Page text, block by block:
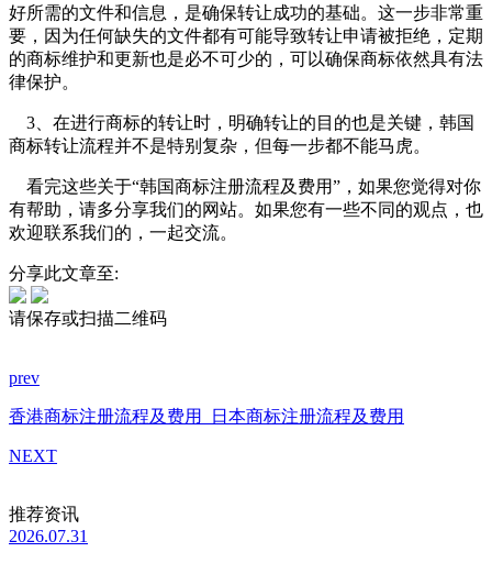
好所需的文件和信息，是确保转让成功的基础。这一步非常重
要，因为任何缺失的文件都有可能导致转让申请被拒绝，定期
的商标维护和更新也是必不可少的，可以确保商标依然具有法
律保护。
3、在进行商标的转让时，明确转让的目的也是关键，韩国
商标转让流程并不是特别复杂，但每一步都不能马虎。
看完这些关于“韩国商标注册流程及费用”，如果您觉得对你
有帮助，请多分享我们的网站。如果您有一些不同的观点，也
欢迎联系我们的，一起交流。
分享此文章至:
请保存或扫描二维码
prev
香港商标注册流程及费用 日本商标注册流程及费用
NEXT
推荐资讯
2026.07.31